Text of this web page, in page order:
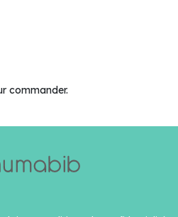
commander.